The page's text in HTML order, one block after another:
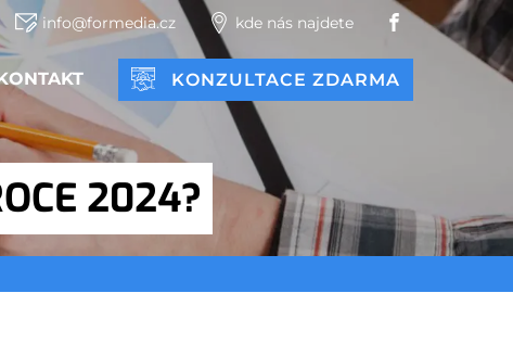
info@formedia.cz kde nás najdete
KONZULTACE ZDARMA
2024?